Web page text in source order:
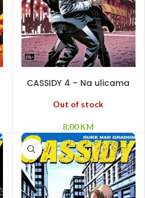
CASSIDY 4 – Na ulicama
Out of stock
8,00KM